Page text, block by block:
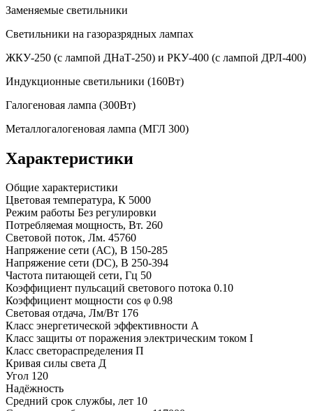
Заменяемые светильники
Светильники на газоразрядных лампах
ЖКУ-250 (с лампой ДНаТ-250) и РКУ-400 (с лампой ДРЛ-400)
Индукционные светильники (160Вт)
Галогеновая лампа (300Вт)
Металлогалогеновая лампа (МГЛ 300)
Характеристики
Общие характеристики
Цветовая температура, К 5000
Режим работы Без регулировки
Потребляемая мощность, Вт. 260
Световой поток, Лм. 45760
Напряжение сети (АС), В 150-285
Напряжение сети (DC), В 250-394
Частота питающей сети, Гц 50
Коэффициент пульсаций светового потока 0.10
Коэффициент мощности cos φ 0.98
Световая отдача, Лм/Вт 176
Класс энергетической эффективности A
Класс защиты от поражения электрическим током I
Класс светораспределения П
Кривая силы света Д
Угол 120
Надёжность
Средний срок службы, лет 10